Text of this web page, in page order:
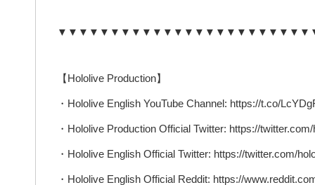
【Hololive Production】
・Hololive English YouTube Channel: https://t.co/
・Hololive Production Official Twitter: https://
・Hololive English Official Twitter: https://twitter.com/
・Hololive English Official Reddit: https://